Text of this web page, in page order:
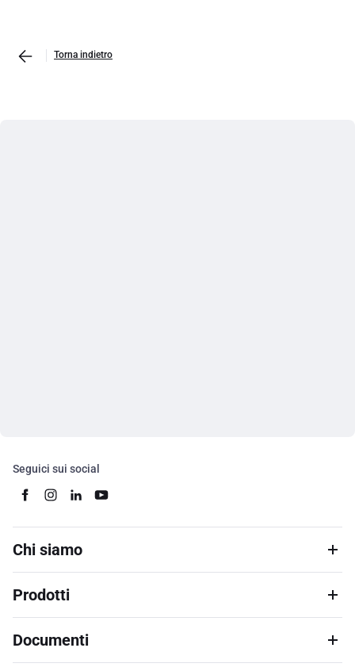
Torna indietro
Seguici sui social
Chi siamo
Prodotti
Documenti